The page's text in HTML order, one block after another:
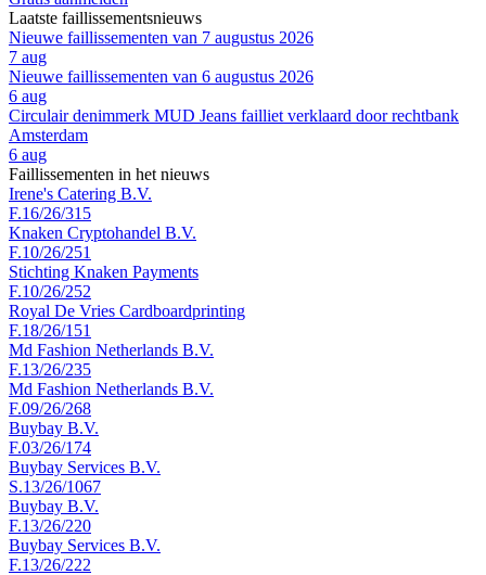
Laatste faillissementsnieuws
Nieuwe faillissementen van 7 augustus 2026
7 aug
Nieuwe faillissementen van 6 augustus 2026
6 aug
Circulair denimmerk MUD Jeans failliet verklaard door rechtbank
Amsterdam
6 aug
Faillissementen in het nieuws
Irene's Catering B.V.
F.16/26/315
Knaken Cryptohandel B.V.
F.10/26/251
Stichting Knaken Payments
F.10/26/252
Royal De Vries Cardboardprinting
F.18/26/151
Md Fashion Netherlands B.V.
F.13/26/235
Md Fashion Netherlands B.V.
F.09/26/268
Buybay B.V.
F.03/26/174
Buybay Services B.V.
S.13/26/1067
Buybay B.V.
F.13/26/220
Buybay Services B.V.
F.13/26/222